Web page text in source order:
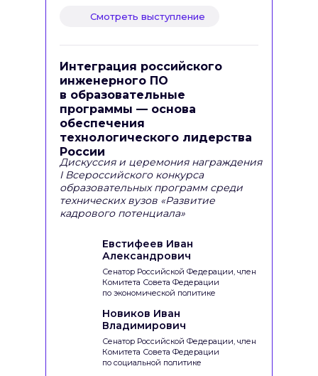
Смотреть выступление
Интеграция российского
инженерного ПО
в образовательные
программы — основа
обеспечения
технологического лидерства
России
Дискуссия и церемония награждения
I Всероссийского конкурса
образовательных программ среди
технических вузов «Развитие
кадрового потенциала»
Евстифеев Иван
Александрович
Сенатор Российской Федерации, член
Комитета Совета Федерации
по экономической политике
Новиков Иван
Владимирович
Сенатор Российской Федерации, член
Комитета Совета Федерации
по социальной политике